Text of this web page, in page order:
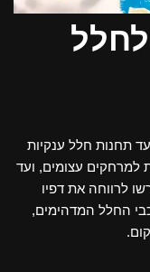
תחנות חלל ענקיות
למרחקים עצומים, ועד
לרווחה את דפיו
החלל המדהימים,